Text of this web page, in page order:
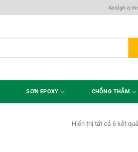
Assign a
SƠN EPOXY CHỐNG THẤM
Hiển thị tất cả 6 kết quả